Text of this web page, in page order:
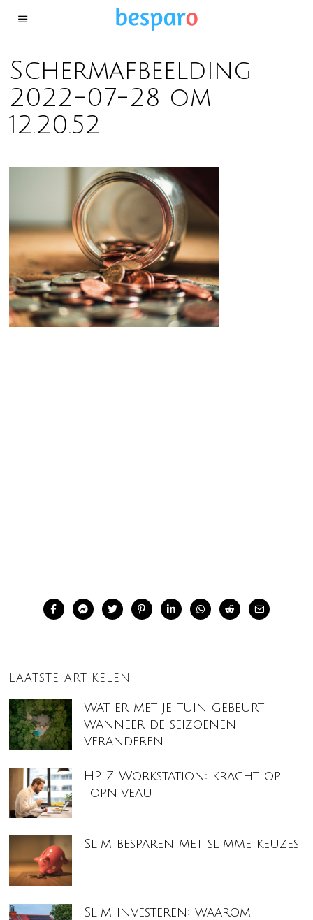
Schermafbeelding
2022-07-28 om
12.20.52
LAATSTE ARTIKELEN
Wat er met je tuin gebeurt
wanneer de seizoenen
veranderen
HP Z Workstation: kracht op
topniveau
Slim besparen met slimme keuzes
Slim investeren: waarom